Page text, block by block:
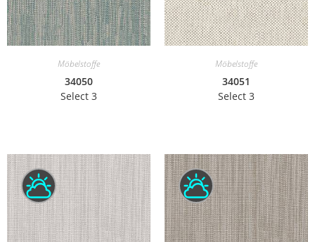
Möbelstoffe
34050
Select 3
Möbelstoffe
34051
Select 3